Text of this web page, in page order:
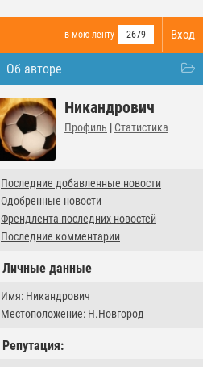
Вход
в мою ленту 2679
Об авторе
Никандрович
Профиль | Статистика
Последние добавленные новости
Одобренные новости
Френдлента последних новостей
Последние комментарии
Личные данные
Имя: Никандрович
Местоположение: Н.Новгород
Репутация: